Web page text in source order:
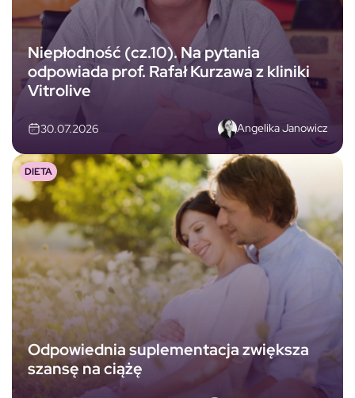
Niepłodność (cz.10). Na pytania
odpowiada prof. Rafał Kurzawa z kliniki
Vitrolive
30.07.2026 Angelika Janowicz
Odpowiednia suplementacja zwiększa
szansę na ciążę
DIETA